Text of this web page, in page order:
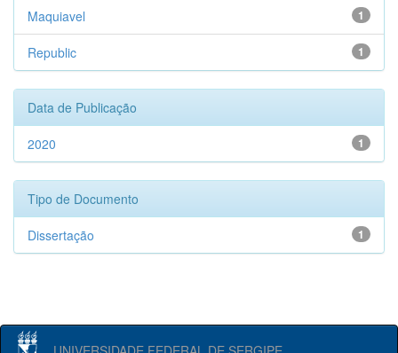
1
Maquiavel
1
Republic
Data de Publicação
1
2020
Tipo de Documento
1
Dissertação